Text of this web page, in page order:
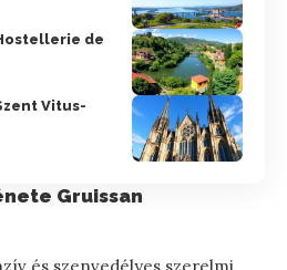
de
Vitus-
Gruissan